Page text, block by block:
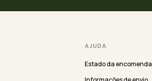
AJUDA
Estado da encomenda